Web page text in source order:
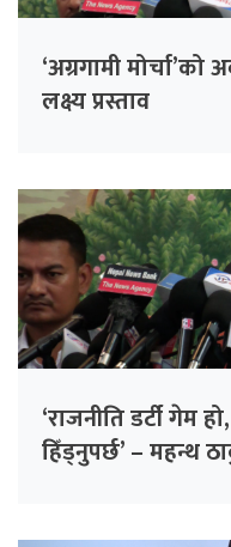
‘अग्रगामी
लक्ष्य प्रस्ताव
‘राजनीति डर्टी गेम
हिँड्नुपर्छ’ – महन्थ